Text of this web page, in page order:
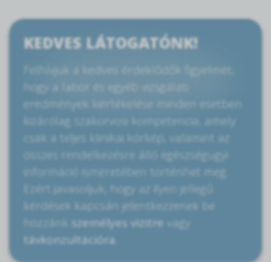
KEDVES LÁTOGATÓNK!
Felhívjuk a kedves érdeklődők figyelmét,
hogy a labor és egyéb vizsgálati
eredmények kiértékelése minden esetben
kizárólag szakorvosi kompetencia, amely
csak a teljes klinikai kórkép, valamint az
összes rendelkezésre álló egészségügyi
információ ismeretében történhet meg.
Ezért javasoljuk, hogy az ilyen jellegű
kérdések kapcsán jelentkezzenek be
hozzánk személyes vizitre vagy
távkonzultációra